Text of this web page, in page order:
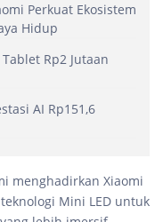
Perkuat Ekosistem
Hidup
Rp2 Jutaan
AI Rp151,6
menghadirkan Xiaomi
Mini LED untuk